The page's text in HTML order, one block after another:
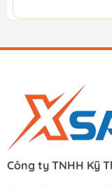
Công ty TNHH Kỹ